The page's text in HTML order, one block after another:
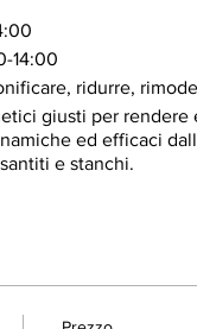
14:00
ridurre,
giusti per
ed efficaci
e stanchi.
riconoscerli
32, Buterò, Body